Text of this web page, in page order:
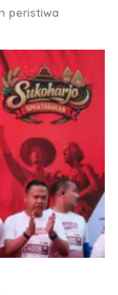
peristiwa